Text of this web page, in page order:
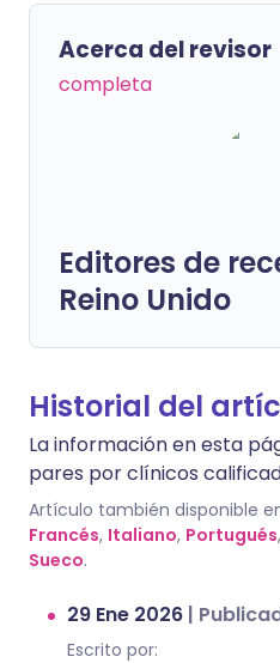
Acerca del revisor
completa
Editores de
Reino Unido
Historial del
La información en esta
pares por clínicos
Artículo también disponible
Francés, Italiano, Portugués,
Sueco.
29 Ene 2026 |
Escrito por: